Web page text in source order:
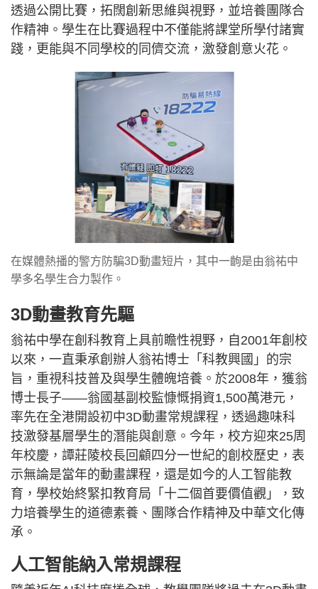
透過公開比賽，拓闊創新思維與視野，並培養團隊合
作精神。學生在比賽過程中不僅能將課堂所學付諸實
踐，更能與不同學校的同儕交流，激發創意火花。
在媒體熱播的警方防騙3D動畫短片，其中一齣是由翁祐中
學多名學生合力製作。
3D動畫教育先驅
翁祐中學在創科教育上具前瞻性視野，自2001年創校
以來，一直秉承創辦人翁祐博士「科教興國」的宗
旨，重視科技普及與學生體魄培養。於2008年，獲翁
博士長子——翁國基副校監慷慨捐資1,500萬港元，
率先在全港開設初中3D動畫常規課程，透過趣味科
技激發基層學生的潛能與創意。今年，校方迎來25周
年校慶，譚莊陵校長回顧四分一世紀的創校歷史，表
示無論是當年的動畫課程，還是如今的人工智能教
育，學校始終緊扣教育局「十二個首要價值觀」，致
力培養學生的道德素養、團隊合作精神及中華文化傳
承。
人工智能納入常規課程